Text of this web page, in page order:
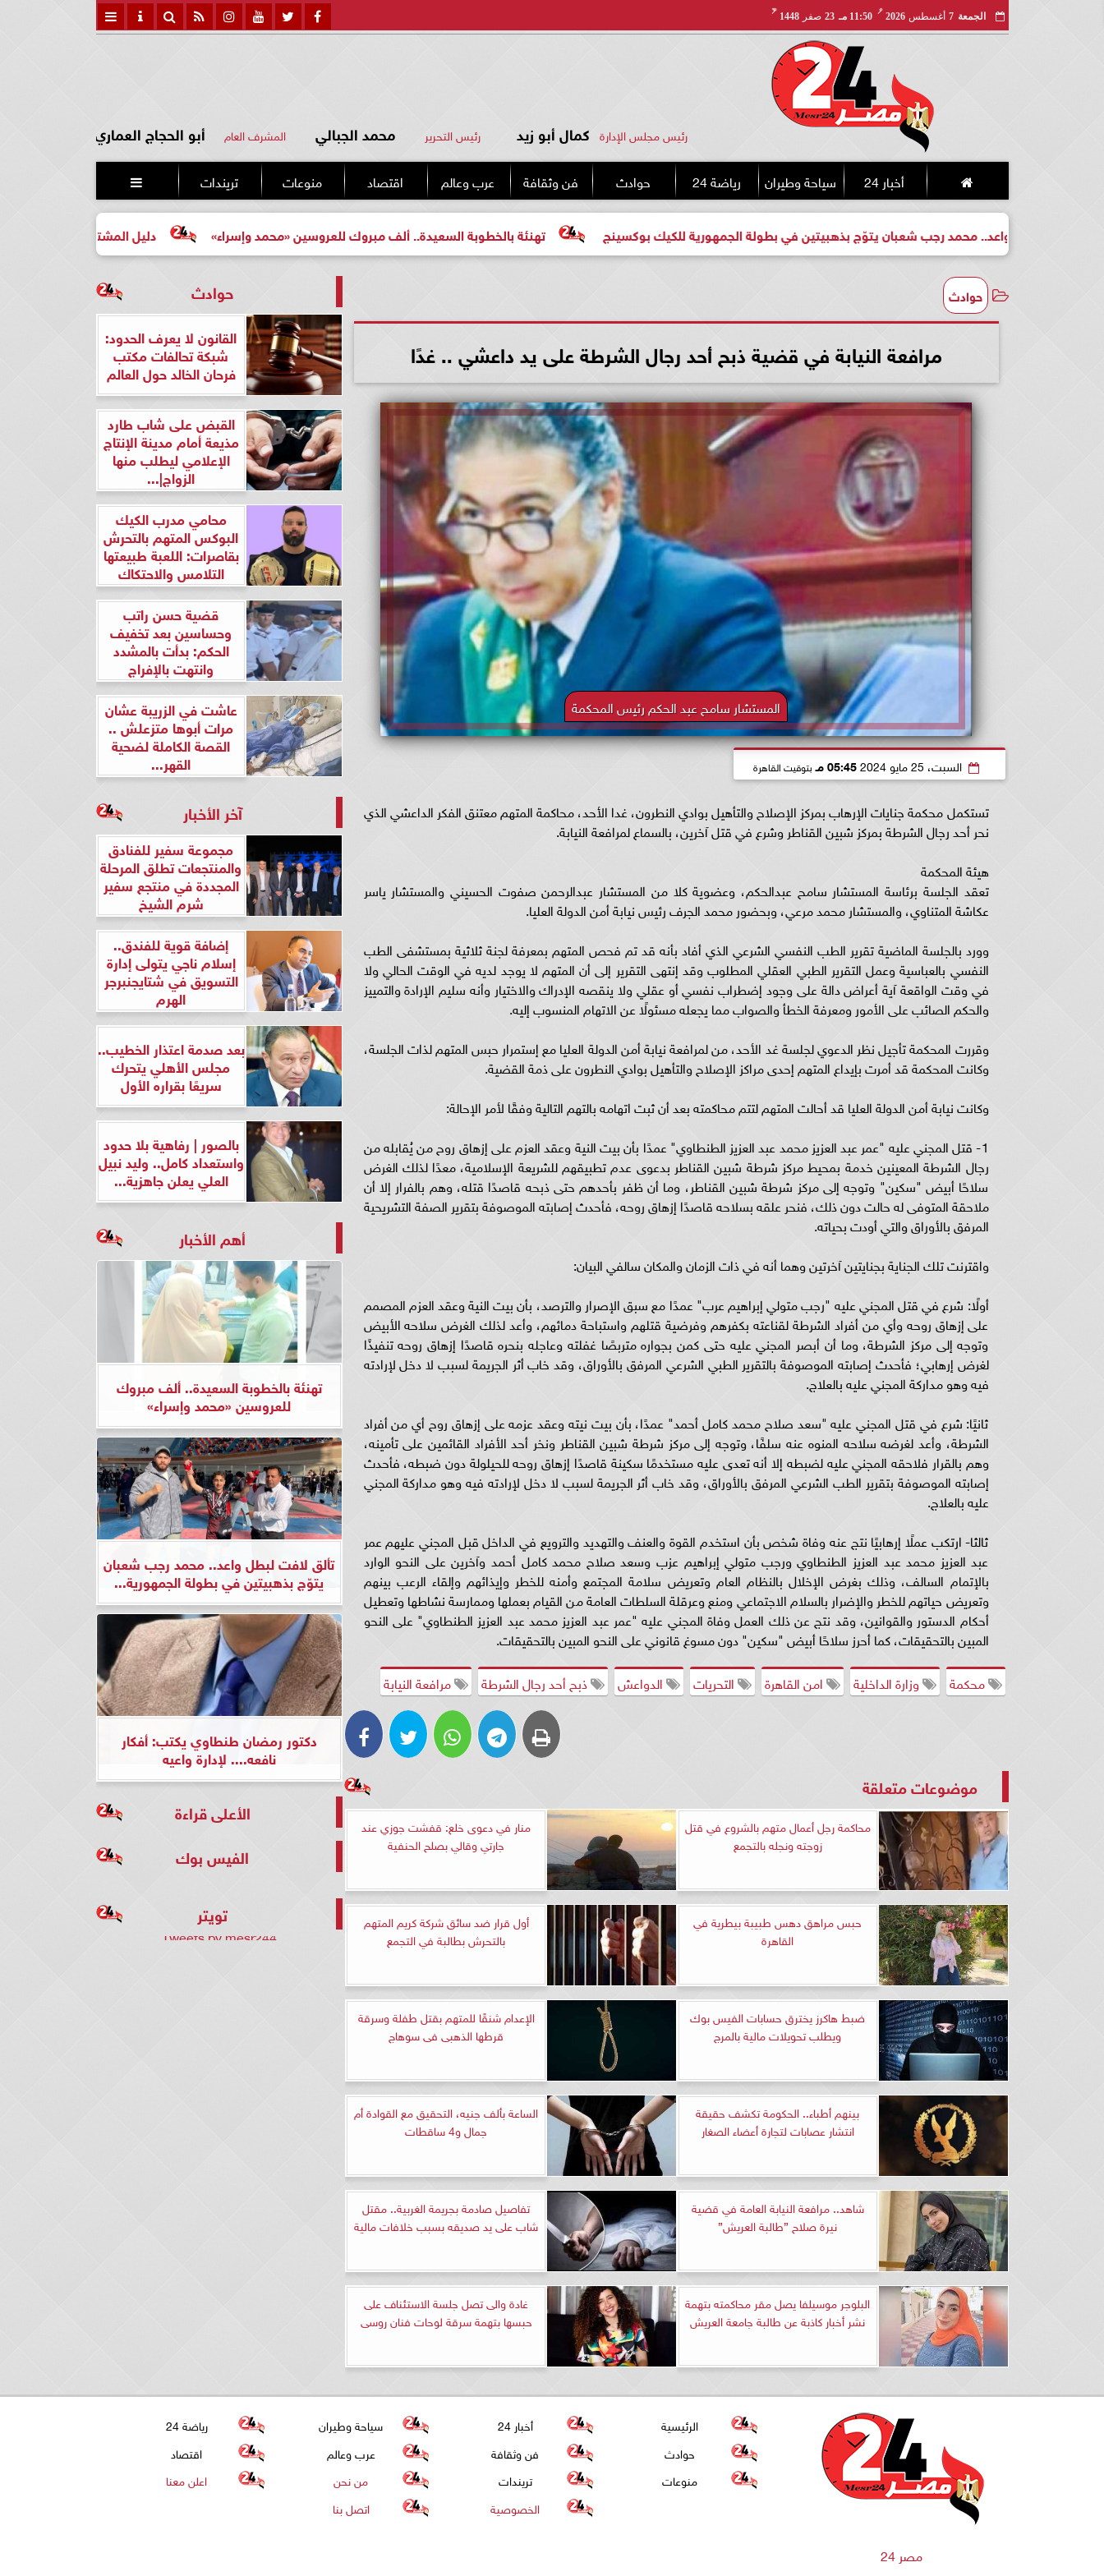
الجمعة 7 أغسطس 2026
مـ
11:50 مـ 23 صفر 1448
هـ
رئيس مجلس الإدارة كمال أبو زيد رئيس التحرير محمد الجبالي المشرف العام أبو الحجاج العماري
أخبار 24 سياحة وطيران رياضة 24 حوادث فن وثقافة عرب وعالم اقتصاد منوعات تريندات 
دليل المشتري لأول مرة لاختيار مشروع تهنئة بالخطوبة السعيدة.. ألف مبروك للعروسين «محمد وإسراء» واعد.. محمد رجب شعبان يتوّج بذهبيتين في بطولة الجمهورية للكيك بوكسينج
حوادث
مرافعة النيابة في قضية ذبح أحد رجال الشرطة على يد داعشي .. غدًا
المستشار سامح عبد الحكم رئيس المحكمة
السبت، 25 مايو 2024 05:45 مـ بتوقيت القاهرة
تستكمل محكمة جنايات الإرهاب بمركز الإصلاح والتأهيل بوادي النطرون، غدا الأحد، محاكمة المتهم معتنق الفكر الداعشي الذي
نحر أحد رجال الشرطة بمركز شبين القناطر وشرع في قتل آخرين، بالسماع لمرافعة النيابة.
هيئة المحكمة
تعقد الجلسة برئاسة المستشار سامح عبدالحكم، وعضوية كلا من المستشار عبدالرحمن صفوت الحسيني والمستشار ياسر
عكاشة المتناوي، والمستشار محمد مرعي، وبحضور محمد الجرف رئيس نيابة أمن الدولة العليا.
وورد بالجلسة الماضية تقرير الطب النفسي الشرعي الذي أفاد بأنه قد تم فحص المتهم بمعرفة لجنة ثلاثية بمستشفى الطب
النفسي بالعباسية وعمل التقرير الطبي العقلي المطلوب وقد إنتهى التقرير إلى أن المتهم لا يوجد لديه في الوقت الحالي ولا
في وقت الواقعة آية أعراض دالة على وجود إضطراب نفسي أو عقلي ولا ينقصه الإدراك والاختيار وأنه سليم الإرادة والتمييز
والحكم الصائب على الأمور ومعرفة الخطأ والصواب مما يجعله مسئولًا عن الاتهام المنسوب إليه.
وقررت المحكمة تأجيل نظر الدعوي لجلسة غد الأحد، من لمرافعة نيابة أمن الدولة العليا مع إستمرار حبس المتهم لذات الجلسة،
وكانت المحكمة قد أمرت بإيداع المتهم إحدى مراكز الإصلاح والتأهيل بوادي النطرون على ذمة القضية.
وكانت نيابة أمن الدولة العليا قد أحالت المتهم لتتم محاكمته بعد أن ثبت اتهامه بالتهم التالية وفقًا لأمر الإحالة:
1- قتل المجني عليه "عمر عبد العزيز محمد عبد العزيز الطنطاوي" عمدًا بأن بيت النية وعقد العزم على إزهاق روح من يُقابله من
رجال الشرطة المعينين خدمة بمحيط مركز شرطة شبين القناطر بدعوى عدم تطبيقهم للشريعة الإسلامية، معدًا لذلك الغرض
سلاحًا أبيض "سكين" وتوجه إلى مركز شرطة شبين القناطر، وما أن ظفر بأحدهم حتى ذبحه قاصدًا قتله، وهم بالفرار إلا أن
ملاحقة المتوفى له حالت دون ذلك، فنحر علقه بسلاحه قاصدًا إزهاق روحه، فأحدث إصابته الموصوفة بتقرير الصفة التشريحية
المرفق بالأوراق والتي أودت بحياته.
واقترنت تلك الجناية بجنايتين آخرتين وهما أنه في ذات الزمان والمكان سالفي البيان:
أولًا: شرع في قتل المجني عليه "رجب متولي إبراهيم عرب" عمدًا مع سبق الإصرار والترصد، بأن بيت النية وعقد العزم المصمم
على إزهاق روحه وأي من أفراد الشرطة لقناعته بكفرهم وفرضية قتلهم واستباحة دمائهم، وأعد لذلك الغرض سلاحه الأبيض
وتوجه إلى مركز الشرطة، وما أن أبصر المجني عليه حتى كمن بجواره متربصًا غفلته وعاجله بنحره قاصدًا إزهاق روحه تنفيذًا
لغرض إرهابي؛ فأحدث إصابته الموصوفة بالتقرير الطبي الشرعي المرفق بالأوراق، وقد خاب أثر الجريمة لسبب لا دخل لإرادته
فيه وهو مداركة المجني عليه بالعلاج.
ثانيًا: شرع في قتل المجني عليه "سعد صلاح محمد كامل أحمد" عمدًا، بأن بيت نيته وعقد عزمه على إزهاق روح أي من أفراد
الشرطة، وأعد لغرضه سلاحه المنوه عنه سلفًا، وتوجه إلى مركز شرطة شبين القناطر ونخر أحد الأفراد القائمين على تأمينه،
وهم بالقرار فلاحقه المجني عليه لضبطه إلا أنه تعدى عليه مستخدمًا سكينة قاصدًا إزهاق روحه للحيلولة دون ضبطه، فأحدث
إصابته الموصوفة بتقرير الطب الشرعي المرفق بالأوراق، وقد خاب أثر الجريمة لسبب لا دخل لإرادته فيه وهو مداركة المجني
عليه بالعلاج.
ثالثا- ارتكب عملًا إرهابيًا نتج عنه وفاة شخص بأن استخدم القوة والعنف والتهديد والترويع في الداخل قبل المجني عليهم عمر
عبد العزيز محمد عبد العزيز الطنطاوي ورجب متولي إبراهيم عزب وسعد صلاح محمد كامل أحمد وآخرين على النحو الوارد
بالإتمام السالف، وذلك بغرض الإخلال بالنظام العام وتعريض سلامة المجتمع وأمنه للخطر وإيذائهم وإلقاء الرعب بينهم
وتعريض حياتهم للخطر والإضرار بالسلام الاجتماعي ومنع وعرقلة السلطات العامة من القيام بعملها وممارسة نشاطها وتعطيل
أحكام الدستور والقوانين، وقد نتج عن ذلك العمل وفاة المجني عليه "عمر عبد العزيز محمد عبد العزيز الطنطاوي" على النحو
المبين بالتحقيقات، كما أحرز سلاحًا أبيض "سكين" دون مسوغ قانوني على النحو المبين بالتحقيقات.
محكمة
وزارة الداخلية امن القاهرة التحريات الدواعش ذبح أحد رجال الشرطة مرافعة النيابة
موضوعات متعلقة
محاكمة رجل أعمال متهم بالشروع في قتل
زوجته ونجله بالتجمع
منار في دعوى خلع: قفشت جوزي عند
جارتي وقالي بصلح الحنفية
حبس مراهق دهس طبيبة بيطرية في
القاهرة
أول قرار ضد سائق شركة كريم المتهم
بالتحرش بطالبة في التجمع
ضبط هاكرز يخترق حسابات الفيس بوك
ويطلب تحويلات مالية بالمرج
الإعدام شنقًا للمتهم بقتل طفلة وسرقة
قرطها الذهبى فى سوهاج
بينهم أطباء.. الحكومة تكشف حقيقة
انتشار عصابات لتجارة أعضاء الصغار
الساعة بألف جنيه، التحقيق مع القوادة أم
جمال و4 ساقطات
شاهد.. مرافعة النيابة العامة في قضية
نيرة صلاح ”طالبة العريش”
تفاصيل صادمة بجريمة الغربية.. مقتل
شاب على يد صديقه بسبب خلافات مالية
البلوجر موسيلفا يصل مقر محاكمته بتهمة
نشر أخبار كاذبة عن طالبة جامعة العريش
غادة والى تصل جلسة الاستئناف على
حبسها بتهمة سرقة لوحات فنان روسى
حوادث
القانون لا يعرف الحدود:
شبكة تحالفات مكتب
فرحان الخالد حول العالم
القبض على شاب طارد
مذيعة أمام مدينة الإنتاج
الإعلامي ليطلب منها
الزواج|...
محامي مدرب الكيك
البوكس المتهم بالتحرش
بقاصرات: اللعبة طبيعتها
التلامس والاحتكاك
قضية حسن راتب
وحساسين بعد تخفيف
الحكم: بدأت بالمشدد
وانتهت بالإفراج
عاشت في الزريبة عشان
مرات أبوها متزعلش ..
القصة الكاملة لضحية
القهر...
آخر الأخبار
مجموعة سفير للفنادق
والمنتجعات تطلق المرحلة
المجددة في منتجع سفير
شرم الشيخ
إضافة قوية للفندق..
إسلام ناجي يتولى إدارة
التسويق في شتايجنبرجر
الهرم
بعد صدمة اعتذار الخطيب..
مجلس الأهلي يتحرك
سريعًا بقراره الأول
بالصور | رفاهية بلا حدود
واستعداد كامل.. وليد نبيل
العلي يعلن جاهزية...
أهم الأخبار
تهنئة بالخطوبة السعيدة.. ألف مبروك
للعروسين «محمد وإسراء»
تألق لافت لبطل واعد.. محمد رجب شعبان
يتوّج بذهبيتين في بطولة الجمهورية...
دكتور رمضان طنطاوي يكتب: أفكار
نافعه.... لإدارة واعيه
الأعلى قراءة
الفيس بوك
تويتر
Tweets by mesr244
مصر 24
الرئيسية أخبار 24 سياحة وطيران
رياضة 24
حوادث
فن وثقافة عرب وعالم
اقتصاد
منوعات
تريندات من نحن
اعلن معنا
الخصوصية
اتصل بنا